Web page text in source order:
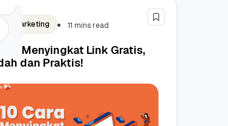
Marketing 11 mins read
Cara Menyingkat Link Gratis,
dan Praktis!